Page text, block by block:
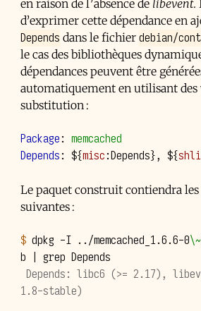
en raison de l’absence de libevent.
d’exprimer cette dépendance en
Depends dans le fichier debian/
le cas des bibliothèques
dépendances peuvent être
automatiquement en utilisant des
substitution :
Package: memcached
Depends: ${misc:Depends}, ${
Le paquet construit contiendra
suivantes :
$ dpkg -I ../memcached_1.6.6-0\~
b | grep
1.8-stable)